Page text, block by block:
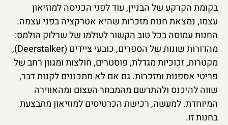
בקומת הקרקע של הבניין, עוד לפני הכניסה למוזיאון
עצמו, נמצאת חנות מזכרות שהיא אטרקציה בפני עצמה.
החנות עמוסה בכל טוב הקשור לעולמו של שרלוק הולמס:
מהדורות שונות של הספרים, כובעי ציידים (Deerstalker),
מקטרות, זכוכיות מגדלת, פוסטרים, חולצות ומגוון רחב של
פריטי אספנות ומזכרות. גם אם לא מתכננים לקנות דבר,
שווה להיכנס ולהתרשם מהמבחר העצום ומהאווירה
המיוחדת. למעשה, רכישת הכרטיסים למוזיאון מתבצעת
בחנות זו.